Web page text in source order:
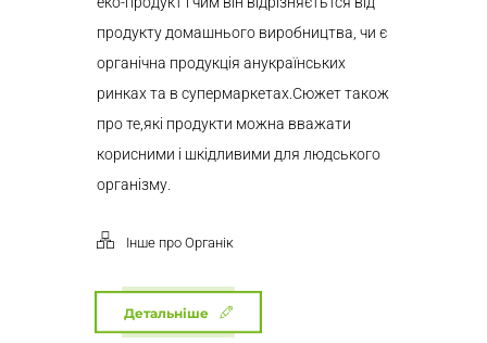
продукту домашнього виробництва, чи є
органічна продукція анукраїнських
ринках та в супермаркетах.Сюжет також
про те,які продукти можна вважати
корисними і шкідливими для людського
організму.
Інше про Органік
Детальніше